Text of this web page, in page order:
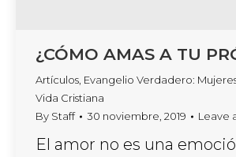
¿CÓMO AMAS A TU
Artículos Evangelio Verdadero:
Vida Cristiana
By Staff 30 noviembre, 2019 Leave
El amor no es una